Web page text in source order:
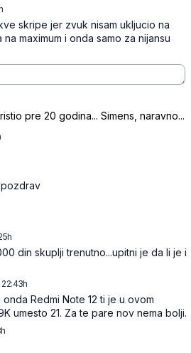
skripe jer zvuk nisam ukljucio na
na maximum i onda samo za nijansu
pre 20 godina... Simens, naravno...
din skuplji trenutno...upitni je da li je i
22:43h
Redmi Note 12 ti je u ovom
umesto 21. Za te pare nov nema bolji.